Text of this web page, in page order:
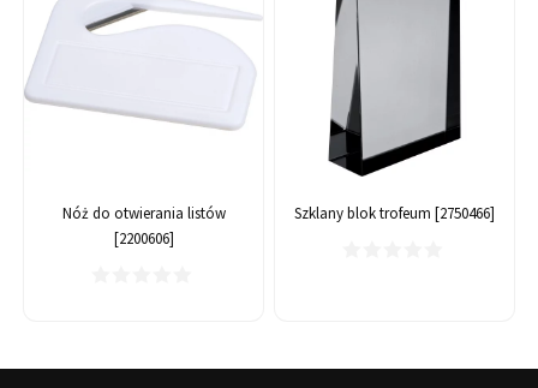
Nóż do otwierania listów
[2200606]
Szklany blok trofeum [2750466]